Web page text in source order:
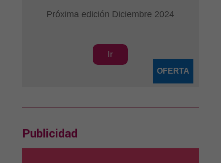
Próxima edición Diciembre 2024
Ir
OFERTA
Publicidad